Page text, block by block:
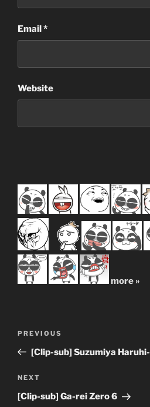
Email*
Website
more »
Previous
Post
PREVIOUS
[Clip-sub] Suzumiya
Next
Post
NEXT
[Clip-sub] Ga-rei Zero 6